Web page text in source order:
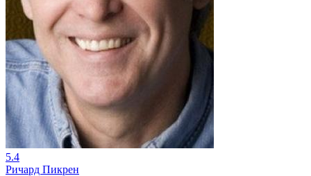
5.4
Ричард Пикрен